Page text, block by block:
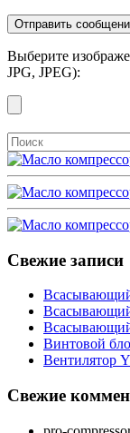
Выберите
JPG, JPEG):
Свежие записи
Винтовой
Вентилятор
Свежие